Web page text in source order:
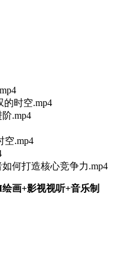
的时空.mp4
.mp4
空.mp4
何打造核心竞争力.mp4
画+影视视听+音乐制